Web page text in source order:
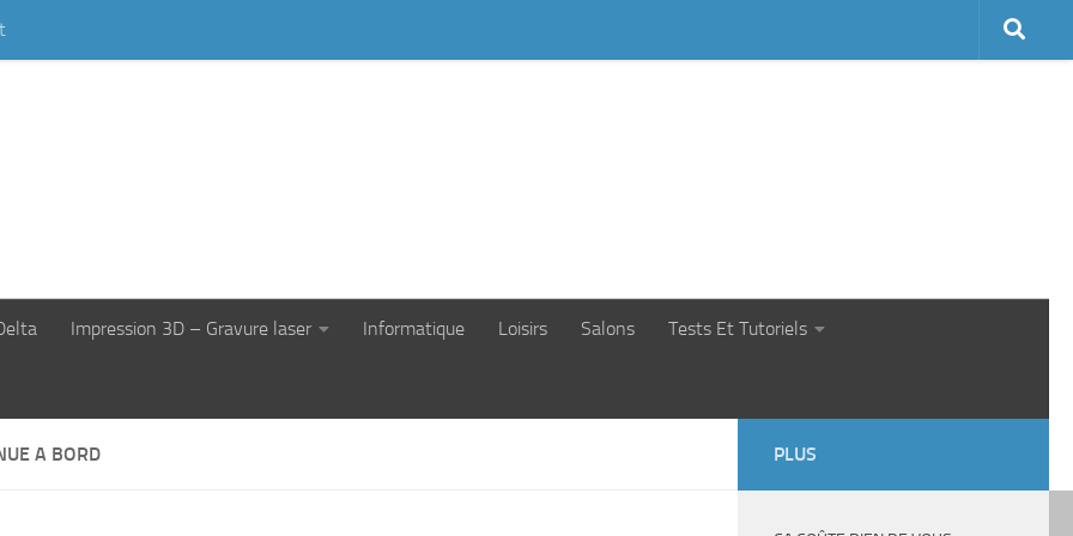
Impression 3D – Gravure laser Informatique Loisirs Salons Tests Et Tutoriels
A BORD PLUS